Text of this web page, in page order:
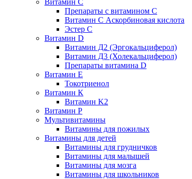
Витамин С
Препараты с витамином С
Витамин С Аскорбиновая кислота
Эстер С
Витамин D
Витамин Д2 (Эргокальциферол)
Витамин Д3 (Холекальциферол)
Препараты витамина D
Витамин Е
Токотриенол
Витамин К
Витамин K2
Витамин Р
Мультивитамины
Витамины для пожилых
Витамины для детей
Витамины для грудничков
Витамины для малышей
Витамины для мозга
Витамины для школьников